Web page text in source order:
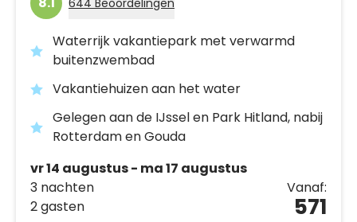
Waterrijk vakantiepark met verwarmd
buitenzwembad
Vakantiehuizen aan het water
Gelegen aan de IJssel en Park Hitland, nabij
Rotterdam en Gouda
vr 14 augustus - ma 17 augustus
3 nachten
2 gasten
Vanaf:
571